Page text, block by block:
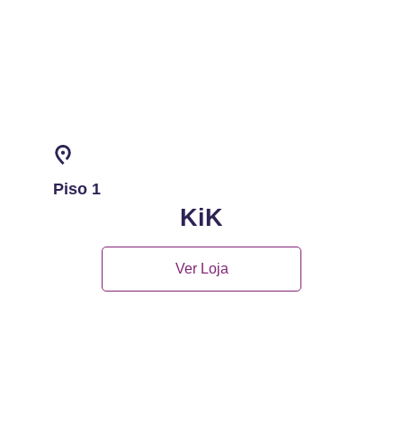
Piso 1
KiK
Ver Loja